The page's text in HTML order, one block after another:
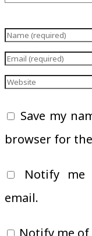
Save my
browser for
Notify me
email.
Notify me of